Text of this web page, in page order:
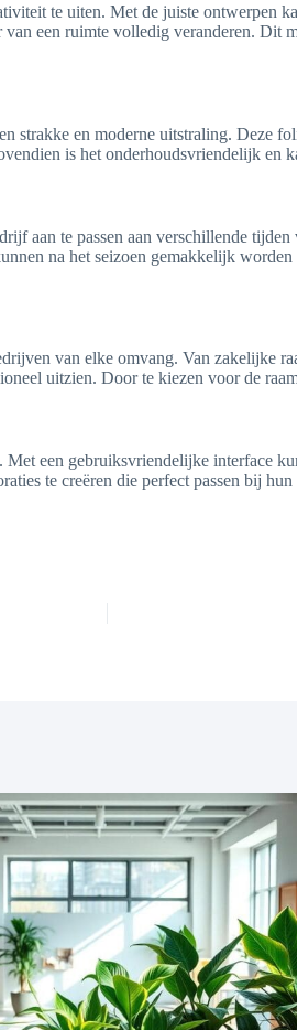
te uiten. Met de juiste
een ruimte volledig veranderen.
strakke en moderne uitstraling.
is het onderhoudsvriendelijk en
aan te passen aan verschillende
na het seizoen gemakkelijk
van elke omvang. Van zakelijke
uitzien. Door te kiezen voor de
een gebruiksvriendelijke interface
te creëren die perfect passen bij